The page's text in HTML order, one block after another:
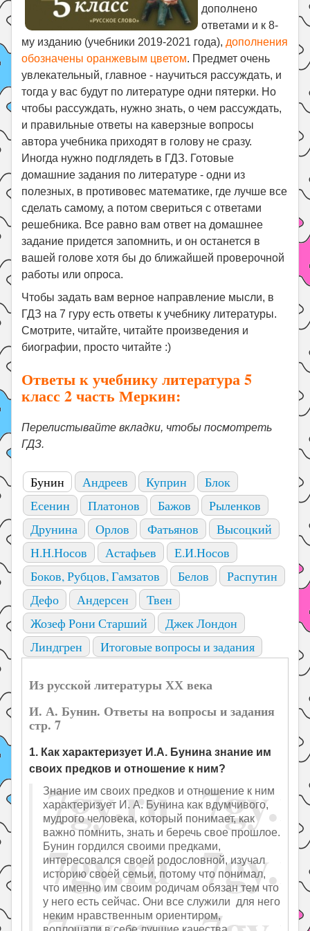
дополнено
ответами и к 8-
му изданию (учебники 2019-2021 года), дополнения
обозначены оранжевым цветом. Предмет очень
увлекательный, главное - научиться рассуждать, и
тогда у вас будут по литературе одни пятерки. Но
чтобы рассуждать, нужно знать, о чем рассуждать,
и правильные ответы на каверзные вопросы
автора учебника приходят в голову не сразу.
Иногда нужно подглядеть в ГДЗ. Готовые
домашние задания по литературе - одни из
полезных, в противовес математике, где лучше все
сделать самому, а потом свериться с ответами
решебника. Все равно вам ответ на домашнее
задание придется запомнить, и он останется в
вашей голове хотя бы до ближайшей проверочной
работы или опроса.
Чтобы задать вам верное направление мысли, в
ГДЗ на 7 гуру есть ответы к учебнику литературы.
Смотрите, читайте, читайте произведения и
биографии, просто читайте :)
Ответы к учебнику литература 5
класс 2 часть Меркин:
Перелистывайте вкладки, чтобы посмотреть
ГДЗ.
Бунин Андреев Куприн
Блок
Есенин
Платонов Бажов
Рыленков
Друнина
Орлов Фатьянов
Высоцкий
Н.Н.Носов
Астафьев
Е.И.Носов
Боков, Рубцов, Гамзатов
Белов
Распутин
Дефо
Андерсен
Твен
Жозеф Рони Старший
Джек Лондон
Линдгрен
Итоговые вопросы и задания
Из русской литературы ХХ века
И. А. Бунин. Ответы на вопросы и задания
стр. 7
1. Как характеризует И.А. Бунина знание им
своих предков и отношение к ним?
Знание им своих предков и отношение к ним
характеризует И. А. Бунина как вдумчивого,
мудрого человека, который понимает, как
важно помнить, знать и беречь свое прошлое.
Бунин гордился своими предками,
интересовался своей родословной, изучал
историю своей семьи, потому что понимал,
что именно им своим родичам обязан тем что
у него есть сейчас. Они все служили для него
неким нравственным ориентиром,